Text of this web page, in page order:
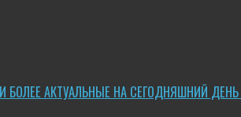
БОЛЕЕ АКТУАЛЬНЫЕ НА СЕГОДНЯШНИЙ